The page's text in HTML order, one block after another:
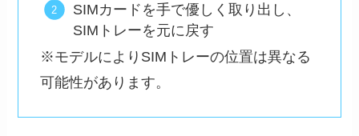
SIMカードを手で優しく取り出し、
SIMトレーを元に戻す
※モデルによりSIMトレーの位置は異なる
可能性があります。